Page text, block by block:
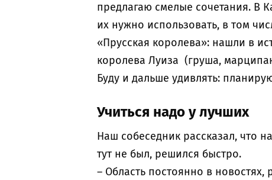
предлагаю смелые сочетания. В
их нужно использовать, в том
«Прусская королева»: нашли в
королева Луиза (груша,
Буду и дальше удивлять:
Учиться надо у лучших
Наш собеседник рассказал, что
тут не был, решился быстро.
– Область постоянно в новостях,